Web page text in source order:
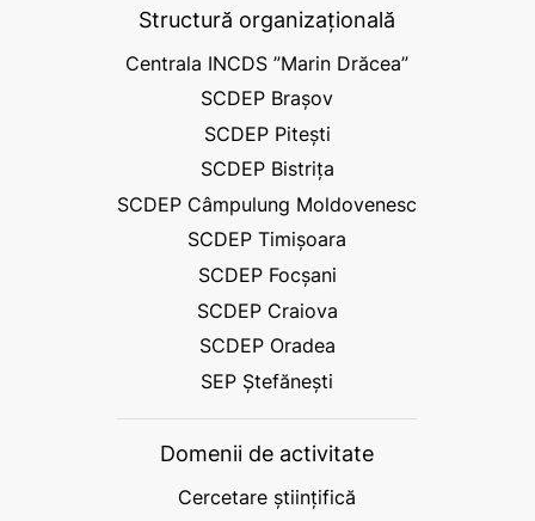
Structură organizațională
Centrala INCDS ”Marin Drăcea”
SCDEP Brașov
SCDEP Pitești
SCDEP Bistrița
SCDEP Câmpulung Moldovenesc
SCDEP Timișoara
SCDEP Focșani
SCDEP Craiova
SCDEP Oradea
SEP Ștefănești
Domenii de activitate
Cercetare științifică